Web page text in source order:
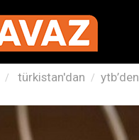
türkistan'dan